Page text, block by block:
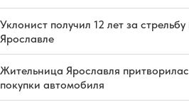
Уклонист получил 12 лет за
Ярославле
Жительница Ярославля
покупки автомобиля